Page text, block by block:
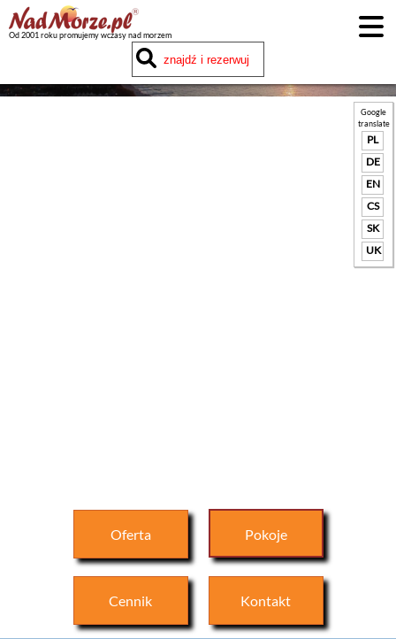
Od 2001 roku promujemy wczasy nad morzem
Google
translate
PL
DE
EN
CS
SK
UK
Oferta Pokoje
Cennik Kontakt